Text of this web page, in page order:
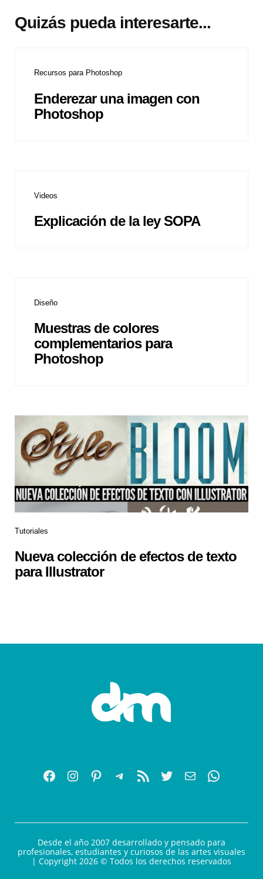
Quizás pueda interesarte...
Recursos para Photoshop
Enderezar una imagen con
Photoshop
Videos
Explicación de la ley SOPA
Diseño
Muestras de colores
complementarios para
Photoshop
Tutoriales
Nueva colección de efectos de texto
para Illustrator
Desde el año 2007 desarrollado y pensado para
profesionales, estudiantes y curiosos de las artes visuales
| Copyright 2026 © Todos los derechos reservados